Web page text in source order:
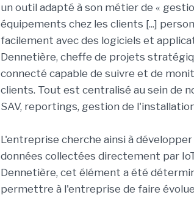
un outil adapté à son métier de «
équipements chez les clients [...]
facilement avec des logiciels et
Dennetière, cheffe de projets
connecté capable de suivre et de
clients. Tout est centralisé au sein de
SAV, reportings, gestion de
L'entreprise cherche ainsi à
données collectées directement par
Dennetière, cet élément a été
permettre à l'entreprise de faire